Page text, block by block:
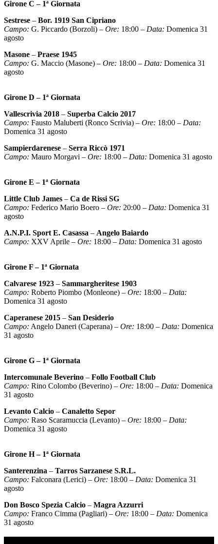
Girone C – 1ª Giornata
Sestrese – Bor. 1919 San Cipriano
Campo: G. Piccardo (Borzoli) – Ore: 18:00 – Data: Domenica 31
agosto
Masone – Praese 1945
Campo: G. Maccio (Masone) – Ore: 18:00 – Data: Domenica 31
agosto
Girone D – 1ª Giornata
Vallescrivia 2018 – Superba Calcio 2017
Campo: Fausto Maluberti (Ronco Scrivia) – Ore: 18:00 – Data:
Domenica 31 agosto
Sampierdarenese – Serra Riccò 1971
Campo: Mauro Morgavi – Ore: 18:00 – Data: Domenica 31 agosto
Girone E – 1ª Giornata
Little Club James – Ca de Rissi SG
Campo: Federico Mario Boero – Ore: 20:00 – Data: Domenica 31
agosto
A.N.P.I. Sport E. Casassa – Angelo Baiardo
Campo: XXV Aprile – Ore: 18:00 – Data: Domenica 31 agosto
Girone F – 1ª Giornata
Calvarese 1923 – Sammargheritese 1903
Campo: Roberto Piombo (Monleone) – Ore: 18:00 – Data:
Domenica 31 agosto
Caperanese 2015 – San Desiderio
Campo: Angelo Daneri (Caperana) – Ore: 18:00 – Data: Domenica
31 agosto
Girone G – 1ª Giornata
Intercomunale Beverino – Follo Football Club
Campo: Rino Colombo (Beverino) – Ore: 18:00 – Data: Domenica
31 agosto
Levanto Calcio – Canaletto Sepor
Campo: Raso Scaramuccia (Levanto) – Ore: 18:00 – Data:
Domenica 31 agosto
Girone H – 1ª Giornata
Santerenzina – Tarros Sarzanese S.R.L.
Campo: Falconara (Lerici) – Ore: 18:00 – Data: Domenica 31
agosto
Don Bosco Spezia Calcio – Magra Azzurri
Campo: Franco Cimma (Pagliari) – Ore: 18:00 – Data: Domenica
31 agosto